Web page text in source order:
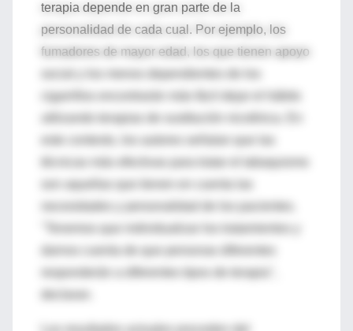
terapia depende en gran parte de la
personalidad de cada cual. Por ejemplo, los
fumadores de mayor edad, los que tienen apoyo
social y los menos dependientes de los
cigarrillos encontrarán más fácil dejar el hábito
utilizando terapias de sustitución nicotínica. En
técnicas más efectivas para tratar el tabaquismo
son aquellas que tienen en cuenta las
responderán a diferentes tipos de terapia",